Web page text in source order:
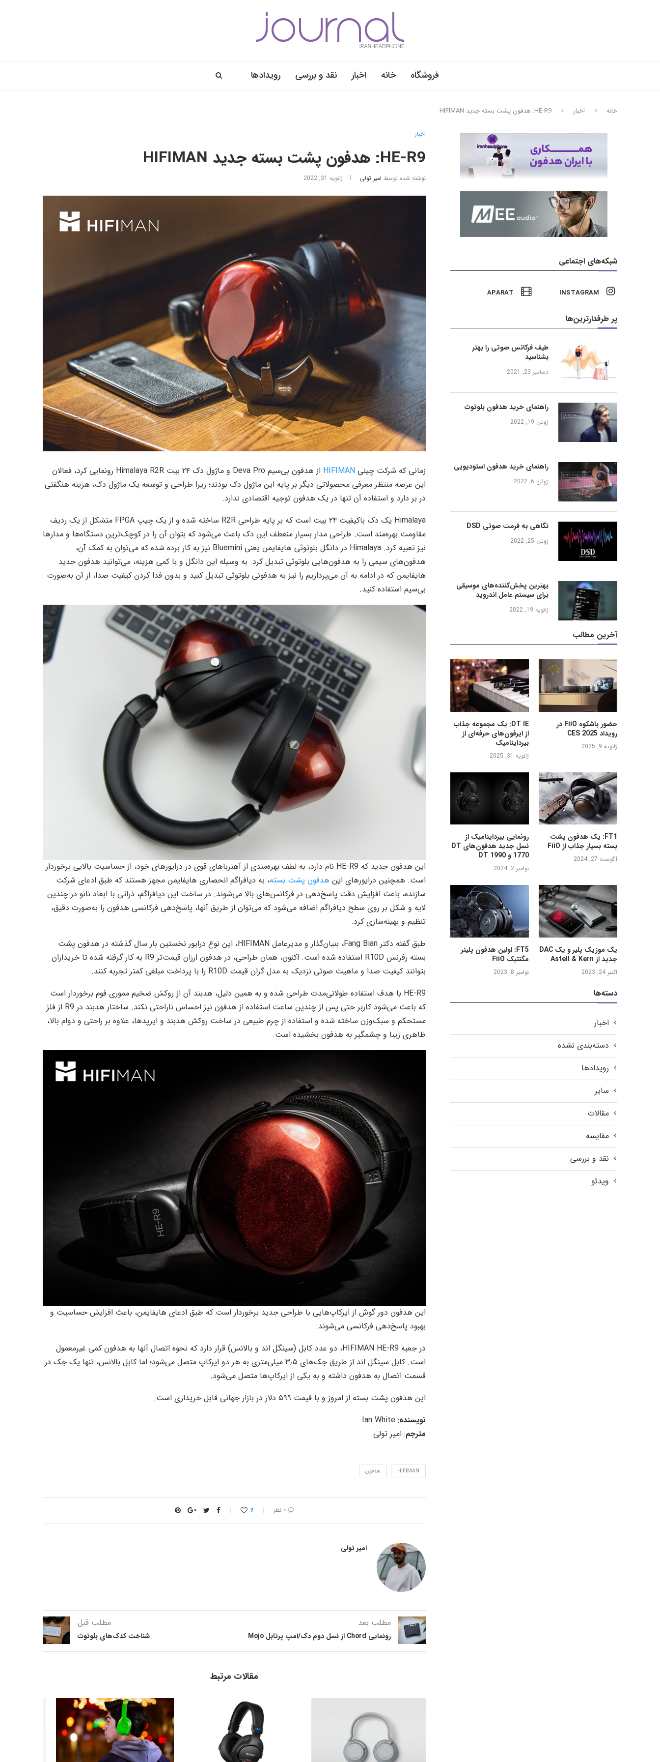
فروشگاه خانه اخبار نقد و بررسی رویدادها
خانه اخبار HE-R9: هدفون پشت بسته جدید HIFIMAN
اخبار
HE-R9: هدفون پشت بسته جدید HIFIMAN
نوشته شده توسط امیر تولی ژانویه 31, 2022
زمانی که شرکت چینیHIFIMAN
از هدفون بی‌سیم Deva Pro و ماژول دک ۲۴ بیت Himalaya R2R رونمایی کرد، فعالان
این عرصه منتظر معرفی محصولاتی دیگر بر پایه این ماژول دک بودند؛ زیرا طراحی و توسعه یک ماژول دک، هزینه هنگفتی
در بر دارد و استفاده آن تنها در یک هدفون توجیه اقتصادی ندارد.
Himalaya یک دک باکیفیت ۲۴ بیت است که بر پایه طراحی R2R ساخته شده و از یک چیپ FPGA متشکل از یک ردیف
مقاومت بهره‌مند است. طراحی مدار بسیار منعطف این دک باعث می‌شود که بتوان آن را در کوچک‌ترین دستگاه‌ها و مدارها
نیز تعبیه کرد. Himalaya در دانگل بلوتوثی هایفایمن یعنی Bluemini نیز به کار برده شده که می‌توان به کمک آن،
هدفون‌های سیمی را به هدفون‌هایی بلوتوثی تبدیل کرد. به وسیله این دانگل و با کمی هزینه، می‌توانید هدفون جدید
هایفایمن که در ادامه به آن می‌پردازیم را نیز به هدفونی بلوتوثی تبدیل کنید و بدون فدا کردن کیفیت صدا، از آن به‌صورت
بی‌سیم استفاده کنید.
این هدفون جدید که HE-R9 نام دارد، به لطف بهره‌مندی از آهنرباهای قوی در درایورهای خود، از حساسیت بالایی برخوردار
است. همچنین درایورهای این هدفون پشت بسته، به دیافراگم انحصاری هایفایمن مجهز هستند که طبق ادعای شرکت
سازنده، باعث افزایش دقت پاسخ‌دهی در فرکانس‌های بالا می‌شوند. در ساخت این دیافراگم، ذراتی با ابعاد نانو در چندین
لایه و شکل بر روی سطح دیافراگم اضافه می‌شود که می‌توان از طریق آنها، پاسخ‌دهی فرکانسی هدفون را به‌صورت دقیق،
تنظیم و بهینه‌سازی کرد.
طبق گفته دکتر Fang Bian، بنیان‌گذار و مدیرعامل HIFIMAN، این نوع درایور نخستین بار سال گذشته در هدفون پشت
بسته رفرنس R10D استفاده شده است. اکنون، همان طراحی، در هدفون ارزان قیمت‌تر R9 به کار گرفته شده تا خریداران
بتوانند کیفیت صدا و ماهیت صوتی نزدیک به مدل گران قیمت R10D را با پرداخت مبلغی کمتر تجربه کنند.
HE-R9 با هدف استفاده‌ طولانی‌مدت طراحی شده و به همین دلیل، هدبند آن از روکش ضخیم مموری فوم برخوردار است
که باعث می‌شود کاربر حتی پس از چندین ساعت استفاده از هدفون نیز احساس ناراحتی نکند. ساختار هدبند در R9 از فلز
مستحکم و سبک‌وزن ساخته شده و استفاده از چرم طبیعی در ساخت روکش هدبند و ایرپدها، علاوه بر راحتی و دوام بالا،
ظاهری زیبا و چشمگیر به هدفون بخشیده است.
این هدفون دور گوش از ایرکاپ‌هایی با طراحی جدید برخوردار است که طبق ادعای هایفایمن، باعث افزایش حساسیت و
بهبود پاسخ‌دهی فرکانسی می‌شوند.
در جعبه HIFIMAN HE-R9، دو عدد کابل (سینگل اند و بالانس) قرار دارد که نحوه اتصال آنها به هدفون کمی غیرمعمول
است. کابل سینگل اند از طریق جک‌های ۳٫۵ میلی‌متری به هر دو ایرکاپ متصل می‌شود؛ اما کابل بالانس، تنها یک جک در
قسمت اتصال به هدفون داشته و به یکی از ایرکاپ‌ها متصل می‌شود.
این هدفون پشت بسته از امروز و با قیمت ۵۹۹ دلار در بازار جهانی قابل خریداری است.
نویسنده: Ian White
مترجم: امیر تولی
HIFIMAN هدفون
۰ نظر 1
امیر تولی
مطلب قبل
شناخت کدک‌های بلوتوث
مطلب بعد
رونمایی Chord از نسل دوم دک/امپ پرتابل Mojo
مقالات مرتبط
شبکه‌های اجتماعی
INSTAGRAM
APARAT
پر طرفدارترین‌ها
طیف فرکانس صوتی را بهتر
بشناسید
دسامبر 23, 2021
راهنمای خرید هدفون بلوتوث
ژوئن 19, 2022
راهنمای خرید هدفون استودیویی
ژوئن 6, 2022
نگاهی به فرمت صوتی DSD
ژوئن 25, 2022
بهترین پخش‌کننده‌های موسیقی
برای سیستم عامل اندروید
ژانویه 19, 2022
آخرین مطالب
DT IE: یک مجموعه جذاب
از ایرفون‌های حرفه‌ای از
بیرداینامیک
ژانویه 31, 2025
حضور باشکوه FiiO در
رویداد CES 2025
ژانویه 9, 2025
رونمایی بیرداینامیک از
نسل جدید هدفون‌های DT
1770 و DT 1990
نوامبر 2, 2024
FT1: یک هدفون پشت
بسته بسیار جذاب از FiiO
آگوست 27, 2024
FT5: اولین هدفون پلینر
مگنتیک FiiO
نوامبر 8, 2023
یک موزیک پلیر و یک DAC
جدید از Astell & Kern
اکتبر 24, 2023
دسته‌ها
اخبار
دسته‌بندی نشده
رویدادها
سایر
مقالات
مقایسه
نقد و بررسی
ویدئو